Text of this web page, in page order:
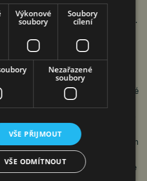
Světovou zdravotnickou
2006 se stal oficiálním dnem OSN.
DIAvize
centrum nabízí pacientům široké
zdravotních služeb pod jednou
pilířů je vysoce rozvinuté
které poskytuje péči na
poznatků a technologií. Spojením
zázemí a důrazu na
každému pacientovi představuje
Výkonové
soubory
Soubory
cílení
Nezařazené
soubory
VŠE PŘIJMOUT
VŠE ODMÍTNOUT